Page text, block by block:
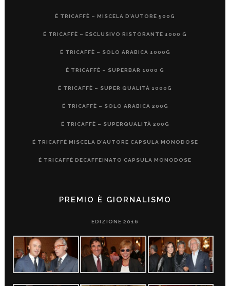
É TRICAFFÈ – MISCELA D’AUTORE 500G
É TRICAFFÈ – ESCLUSIVO RISTORANTE 1000 G
É TRICAFFÈ – SOLO ARABICA 1000G
É TRICAFFÈ – SUPERBAR 1000 G
É TRICAFFÈ – SUPER QUALITÀ 1000G
É TRICAFFÈ – SOLO ARABICA 200G
É TRICAFFÈ – SUPERQUALITÀ 200G
É TRICAFFÈ MISCELA D’AUTORE CAPSULA MONODOSE
É TRICAFFÈ DECAFFEINATO CAPSULA MONODOSE
PREMIO È GIORNALISMO
EDIZIONE 2016